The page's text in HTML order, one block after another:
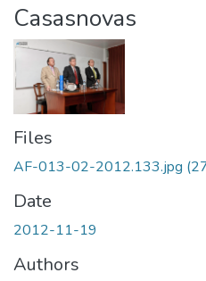
Casasnovas
Files
AF-013-02-2012.133.jpg
Date
2012-11-19
Authors